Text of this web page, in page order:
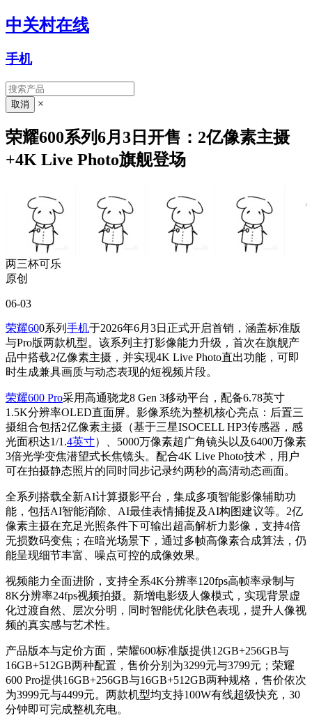
中关村在线
手机
×
荣耀600系列6月3日开售：2亿像素主摄
+4K Live Photo旗舰登场
两三杯可乐
原创
06-03
荣耀600系列 手机于2026年6月3日正式开启首销，涵盖标准版
与Pro版两款机型。该系列主打影像能力升级，首次在旗舰产
品中搭载2亿像素主摄，并实现4K Live Photo直出功能，可即
时生成兼具画质与动态表现的短视频片段。
荣耀600 Pro采用高通骁龙8 Gen 3移动平台，配备6.78英寸
1.5K分辨率OLED直面屏。影像系统为整机核心亮点：后置三
摄组合包括2亿像素主摄（基于三星ISOCELL HP3传感器，感
光面积达1/1.4英寸）、5000万像素超广角镜头以及6400万像素
3倍光学变焦潜望式长焦镜头。配合4K Live Photo技术，用户
可在拍摄静态照片的同时同步记录约两秒的高清动态画面。
全系列搭载全新AI计算摄影平台，集成多项智能影像辅助功
能，包括AI智能消除、AI最佳表情捕捉及AI构图建议等。2亿
像素主摄在充足光照条件下可输出超高解析力影像，支持4倍
无损数码变焦；在暗光场景下，通过多帧高像素合成算法，仍
能呈现细节丰富、噪点可控的成像效果。
视频能力全面进阶，支持全系4K分辨率120fps高帧率录制与
8K分辨率24fps视频拍摄。新增电影级人像模式，实现背景虚
化过渡自然、层次分明，同时智能优化肤色表现，提升人像视
频的真实感与艺术性。
产品版本与定价方面，荣耀600标准版提供12GB+256GB与
16GB+512GB两种配置，售价分别为3299元与3799元；荣耀
600 Pro提供16GB+256GB与16GB+512GB两种规格，售价依次
为3999元与4499元。两款机型均支持100W有线超级快充，30
分钟即可完成整机充电。